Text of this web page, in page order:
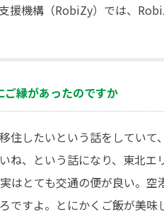
援機構（RobiZy）では、
縁があったのですか
住したいという話をしていて
ね、という話になり、東北エ
はとても交通の便が良い。空
すよ。とにかくご飯が美味